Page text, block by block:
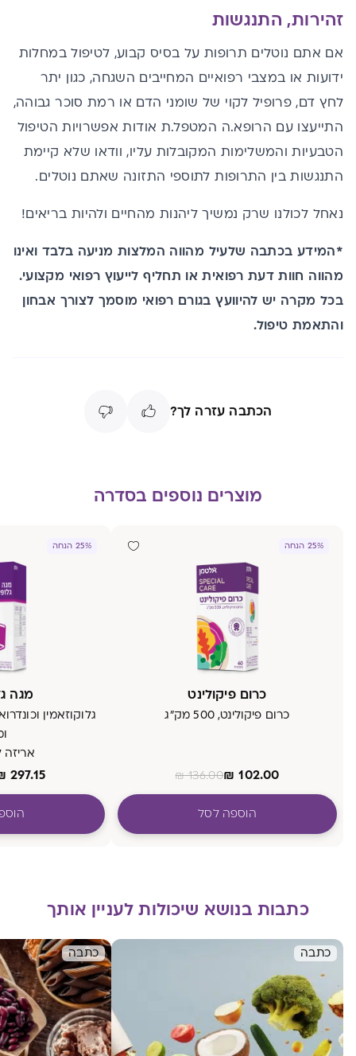
זהירות, התנגשות
אם אתם נוטלים תרופות על בסיס קבוע, לטיפול במחלות
ידועות או במצבי רפואיים המחייבים השגחה, כגון יתר
לחץ דם, פרופיל לקוי של שומני הדם או רמת סוכר גבוהה,
התייעצו עם הרופא.ה המטפל.ת אודות אפשרויות הטיפול
הטבעיות והמשלימות המקובלות עליו, וודאו שלא קיימת
התנגשות בין התרופות לתוספי התזונה שאתם נוטלים.
נאחל לכולנו שרק נמשיך ליהנות מהחיים ולהיות בריאים!
*המידע בכתבה שלעיל מהווה המלצות מניעה בלבד ואינו
מהווה חוות דעת רפואית או תחליף לייעוץ רפואי מקצועי.
בכל מקרה יש להיוועץ בגורם רפואי מוסמך לצורך אבחון
והתאמת טיפול.
הכתבה עזרה לך?
מוצרים נוספים בסדרה
25% הנחה
כרום פיקולינט
כרום פיקולינט, 500 מק"ג
₪ 102.00
₪136.00
הוספה לסל
25% הנחה
מגה
אריזה ל-
297.15
כתבות בנושא שיכולות לעניין אותך
כתבה כתבה